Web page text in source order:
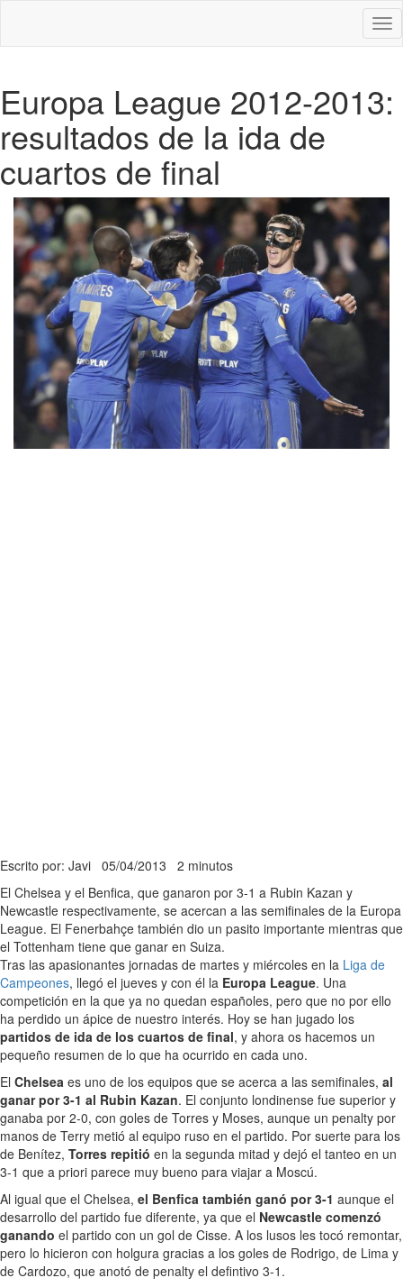
Europa League 2012-2013:
resultados de la ida de
cuartos de final
Escrito por: Javi 05/04/2013 2 minutos
El Chelsea y el Benfica, que ganaron por 3-1 a Rubin Kazan y
Newcastle respectivamente, se acercan a las semifinales de la Europa
League. El Fenerbahçe también dio un pasito importante mientras que
el Tottenham tiene que ganar en Suiza.
Tras las apasionantes jornadas de martes y miércoles en la Liga de
Campeones, llegó el jueves y con él la Europa League. Una
competición en la que ya no quedan españoles, pero que no por ello
ha perdido un ápice de nuestro interés. Hoy se han jugado los
partidos de ida de los cuartos de final, y ahora os hacemos un
pequeño resumen de lo que ha ocurrido en cada uno.
El Chelsea es uno de los equipos que se acerca a las semifinales, al
ganar por 3-1 al Rubin Kazan. El conjunto londinense fue superior y
ganaba por 2-0, con goles de Torres y Moses, aunque un penalty por
manos de Terry metió al equipo ruso en el partido. Por suerte para los
de Benítez, Torres repitió en la segunda mitad y dejó el tanteo en un
3-1 que a priori parece muy bueno para viajar a Moscú.
Al igual que el Chelsea, el Benfica también ganó por 3-1 aunque el
desarrollo del partido fue diferente, ya que el Newcastle comenzó
ganando el partido con un gol de Cisse. A los lusos les tocó remontar,
pero lo hicieron con holgura gracias a los goles de Rodrigo, de Lima y
de Cardozo, que anotó de penalty el defintivo 3-1.